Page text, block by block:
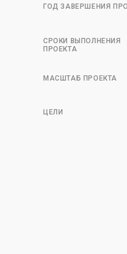
ГОД ЗАВЕРШЕНИЯ
СРОКИ ВЫПОЛНЕНИЯ
ПРОЕКТА
МАСШТАБ ПРОЕКТА
ЦЕЛИ